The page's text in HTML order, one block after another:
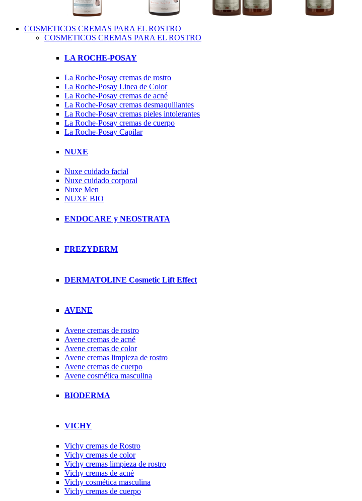
COSMETICOS CREMAS PARA EL ROSTRO
COSMETICOS CREMAS PARA EL ROSTRO
LA ROCHE-POSAY
La Roche-Posay cremas de rostro
La Roche-Posay Linea de Color
La Roche-Posay cremas de acné
La Roche-Posay cremas desmaquillantes
La Roche-Posay cremas pieles intolerantes
La Roche-Posay cremas de cuerpo
La Roche-Posay Capilar
NUXE
Nuxe cuidado facial
Nuxe cuidado corporal
Nuxe Men
NUXE BIO
ENDOCARE y NEOSTRATA
FREZYDERM
DERMATOLINE Cosmetic Lift Effect
AVENE
Avene cremas de rostro
Avene cremas de acné
Avene cremas de color
Avene cremas limpieza de rostro
Avene cremas de cuerpo
Avene cosmética masculina
BIODERMA
VICHY
Vichy cremas de Rostro
Vichy cremas de color
Vichy cremas limpieza de rostro
Vichy cremas de acné
Vichy cosmética masculina
Vichy cremas de cuerpo